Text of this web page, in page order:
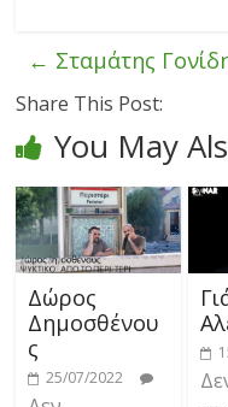
← Σταμάτης
Share This Post:
You May
Δώρος
Δημοσθένου
ς
25/07/2022